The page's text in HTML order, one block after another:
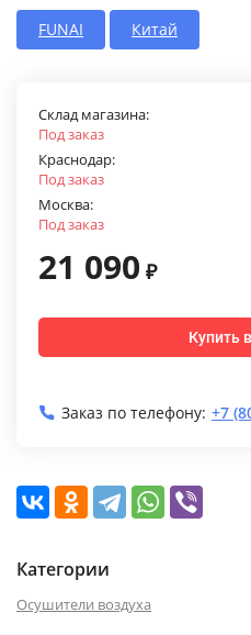
FUNAI Китай
Склад магазина:
Под заказ
Краснодар:
Под заказ
Москва:
Под заказ
21 090 ₽
Купить
Заказ по телефону: +7
Категории
Осушители воздуха